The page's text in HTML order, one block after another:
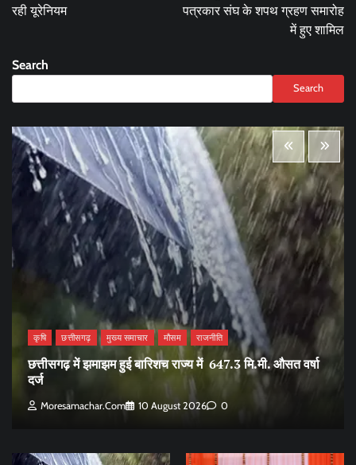
रही यूरेनियम
पत्रकार संघ के शपथ ग्रहण समारोह
में हुए शामिल
Search
Search
कृषि छत्तीसगढ़ मुख्य समाचार मौसम राजनीति
छत्तीसगढ़ में झमाझम हुई बारिशच राज्य में 647.3 मि.मी. औसत वर्षा
दर्ज
Moresamachar.com 10 August 2026 0